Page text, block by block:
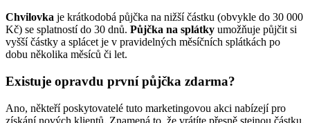
Chvilovka je krátkodobá půjčka na nižší částku (obvykle do 30 000
Kč) se splatností do 30 dnů. Půjčka na splátky umožňuje půjčit si
vyšší částky a splácet je v pravidelných měsíčních splátkách po
dobu několika měsíců či let.
Existuje opravdu první půjčka zdarma?
Ano, někteří poskytovatelé tuto marketingovou akci nabízejí pro
získání nových klientů. Znamená to, že vrátíte přesně stejnou částku,